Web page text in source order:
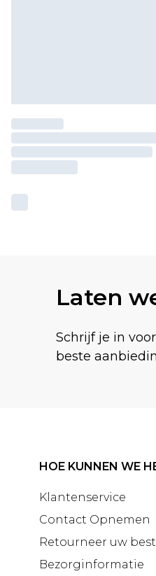
Laten
Schrijf je in
beste
HOE KUNNEN WE
Klantenservice
Contact Opnemen
Retourneer uw
Bezorginformatie